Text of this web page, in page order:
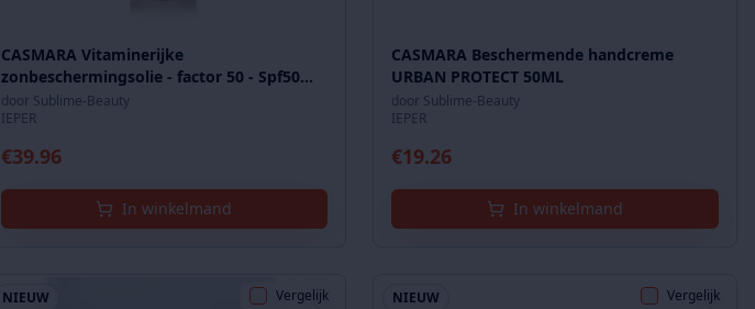
CASMARA Vitaminerijke
zonbeschermingsolie - factor 50 - Spf50
200 ml
door Sublime-Beauty
IEPER
€39.96
In winkelmand
CASMARA Beschermende handcreme
URBAN PROTECT 50ML
door Sublime-Beauty
IEPER
€19.26
In winkelmand
NIEUW Vergelijk NIEUW Vergelijk